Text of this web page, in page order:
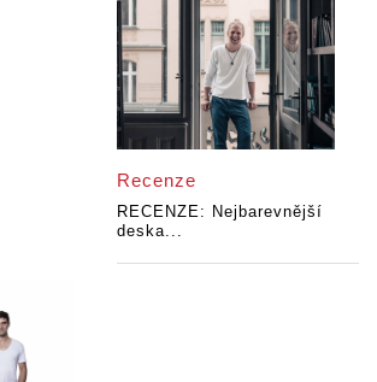
Recenze
RECENZE: Nejbarevnější
deska...